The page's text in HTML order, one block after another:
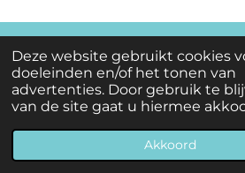
Deze website gebruikt cookies
doeleinden en/of het tonen van
advertenties. Door gebruik te
van de site gaat u hiermee
Akkoord
© 2022 - 2025 www.michos.nl
Powered byJouwWeb
Telefoonnummer